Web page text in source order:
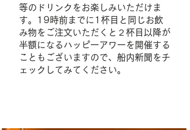
等のドリンクをお楽しみいただけま
す。19時前までに1杯目と同じお飲
み物をご注文いただくと２杯目以降が
半額になるハッピーアワーを開催する
こともございますので、船内新聞をチ
ェックしてみてください。